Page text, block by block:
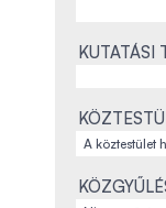
KUTATÁSI